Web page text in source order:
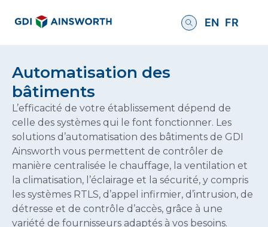
EN FR
Automatisation des
bâtiments
L’efficacité de votre établissement dépend de
celle des systèmes qui le font fonctionner. Les
solutions d’automatisation des bâtiments de GDI
Ainsworth vous permettent de contrôler de
manière centralisée le chauffage, la ventilation et
la climatisation, l’éclairage et la sécurité, y compris
les systèmes RTLS, d’appel infirmier, d’intrusion, de
détresse et de contrôle d’accès, grâce à une
variété de fournisseurs adaptés à vos besoins.